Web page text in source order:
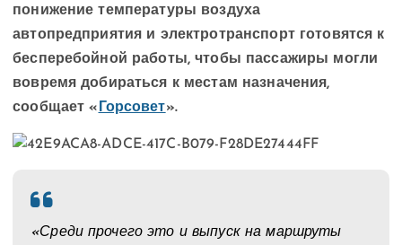
понижение температуры воздуха
автопредприятия и электротранспорт готовятся к
бесперебойной работы, чтобы пассажиры могли
вовремя добираться к местам назначения,
сообщает « Горсовет».
«Среди прочего это и выпуск на маршруты